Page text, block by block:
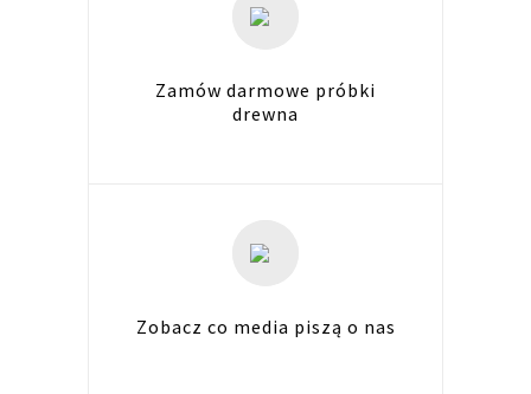
Zamów darmowe próbki
drewna
Zobacz co media piszą o nas